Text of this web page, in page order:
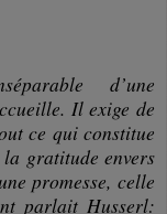
d’une
Il exige de
ce qui constitue
gratitude envers
promesse, celle
parlait Husserl: